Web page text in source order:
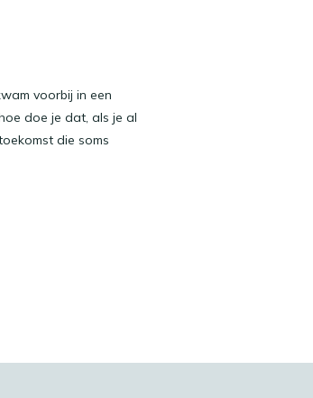
voorbij in een
doe je dat, als je al
die soms